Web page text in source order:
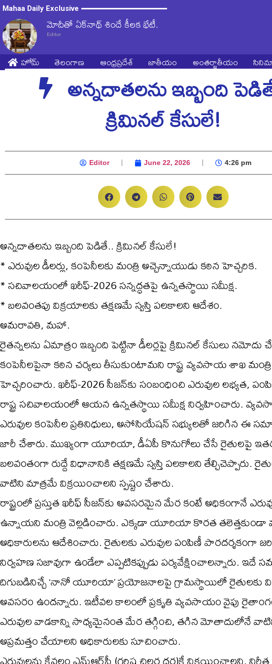
Mahaa Daily Exclusive
మోదీతో ఏక్‌నాథ్ శిందే కీలక భేటీ.
Editor
హోమ్ తెలంగాణ ఆంధ్రప్రదేశ్ జాతీయం అంతర్జాతీయం
అన్నదాతలను ఇబ్బంది
క్రిమినల్ కేసులే!
Editor June 22, 2026 4:26 pm
అన్నదాతలను ఇబ్బంది పెడితే.. క్రిమినల్ కేసులే!
* ఎరువుల డీలర్లు, కంపెనీలకు మంత్రి అచ్చెన్నాయుడు కఠిన హెచ్చరిక.
* సచివాలయంలో ఖరీఫ్-2026 సన్నద్ధతపై ఉన్నతస్థాయి సమీక్ష.
* బలవంతపు విక్రయాలకు తక్షణమే స్వస్తి పలకాలని ఆదేశం.
అమరావతి, మహా.
రైతన్నలను ఏమాత్రం ఇబ్బంది పెట్టినా డీలర్లపై క్రిమినల్ కేసులు
కంపెనీలపైనా కఠిన చర్యలు తీసుకుంటామని రాష్ట్ర వ్యవసాయ శాఖ
హెచ్చరించారు. ఖరీఫ్-2026 సీజన్‌కు సంబంధించి ఎరువుల
రాష్ట్ర సచివాలయంలో ఆయన ఉన్నతస్థాయి సమీక్ష నిర్వహించారు.
ఎరువుల కంపెనీల ప్రతినిధులు, అసోసియేషన్ సభ్యులతో జరిగిన ఈ
జారీ చేశారు. ముఖ్యంగా యూరియా, డీఏపీ కొనుగోలు చేసే రైతులపై ఇతర
బలవంతంగా రుద్దే విధానానికి తక్షణమే స్వస్తి పలకాలని తేల్చిచెప్పారు.
వాటిని మాత్రమే విక్రయించాలని స్పష్టం చేశారు.
రాష్ట్రంలో ప్రస్తుత ఖరీఫ్ సీజన్‌కు అవసరమైన మేర కంటే అధికంగానే
ఉన్నాయని మంత్రి వెల్లడించారు. ఎక్కడా యూరియా కొరత తలెత్తకుండా
అధికారులను ఆదేశించారు. రైతులకు ఎరువుల పంపిణీ పారదర్శకంగా
నిర్వహణ సజావుగా ఉండేలా ఎప్పటికప్పుడు పర్యవేక్షించాలన్నారు. ఇదే
దిగుబడినిచ్చే ‘నానో యూరియా’ ప్రయోజనాలపై గ్రామస్థాయిలో రైతులకు
అవసరం ఉందన్నారు. ఇటీవల కాలంలో ప్రకృతి వ్యవసాయం వైపు
ఎరువుల వాడకాన్ని సాధ్యమైనంత మేర తగ్గించి, తగిన మోతాదులోనే
అప్రమత్తం చేయాలని అధికారులకు సూచించారు.